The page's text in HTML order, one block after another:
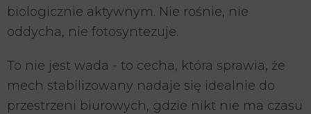
biologicznie aktywnym. Nie rośnie, nie
oddycha, nie fotosyntezuje.
To nie jest wada - to cecha, która sprawia, że
mech stabilizowany nadaje się idealnie do
przestrzeni biurowych, gdzie nikt nie ma czasu